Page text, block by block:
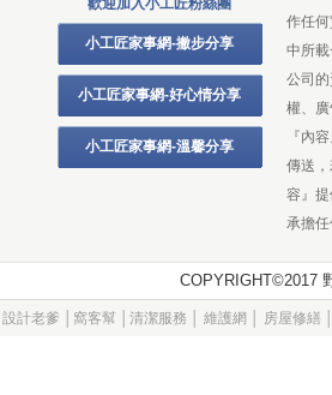
歡迎加入小工匠粉絲團
小工匠家事網-撇步分享
小工匠家事網-好心情分享
小工匠家事網-溫馨分享
作任
中所
公司
權、
『內
傳送
容』
承擔
設計老爹 窩客幫 清潔服務 維護網 房屋修繕